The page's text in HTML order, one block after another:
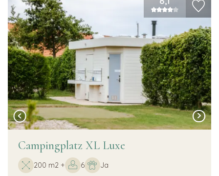
Campingplatz XL Luxe
200 m2 + 6 Ja